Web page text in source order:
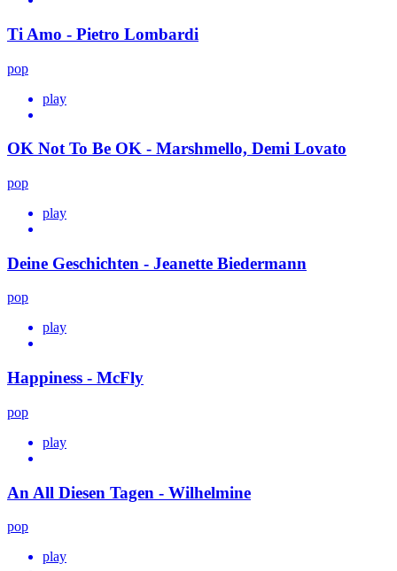
Ti Amo - Pietro Lombardi
pop
play
OK Not To Be OK - Marshmello, Demi Lovato
pop
play
Deine Geschichten - Jeanette Biedermann
pop
play
Happiness - McFly
pop
play
An All Diesen Tagen - Wilhelmine
pop
play